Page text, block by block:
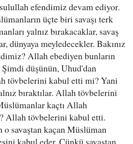
efendimiz devam ediyor.
üçte biri savaşı terk
yalnız bırakacaklar, savaş
dünyaya meyledecekler. Bakınız
Allah ebediyen bunların
düşünün, Uhud'dan
tövbelerini kabul etti mi? Yani
bıraktılar. Allah tövbelerini
kaçtı Allah
Allah tövbelerini kabul etti.
o savaştan kaçan Müslüman
kabul eder. Çünkü savaştan